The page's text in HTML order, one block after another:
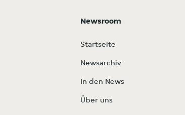
Newsroom
Startseite
Newsarchiv
In den News
Über uns